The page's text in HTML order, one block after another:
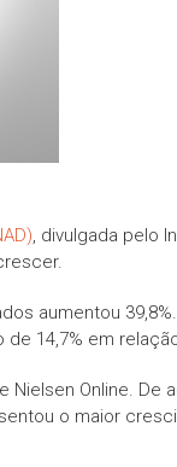
, divulgada pelo
aumentou
14,7% em
Online.
o maior